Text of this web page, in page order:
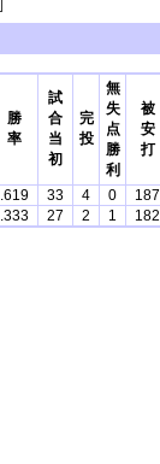
勝
率
試
合
当
初
完
投
無
失
点
勝
利
被
安
打
.619 33 4 0 187
.333 27 2 1 182